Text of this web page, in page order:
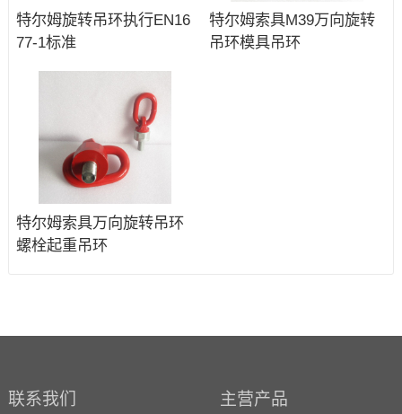
特尔姆旋转吊环执行EN16
77-1标准
特尔姆索具M39万向旋转
吊环模具吊环
特尔姆索具万向旋转吊环
螺栓起重吊环
联系我们 主营产品